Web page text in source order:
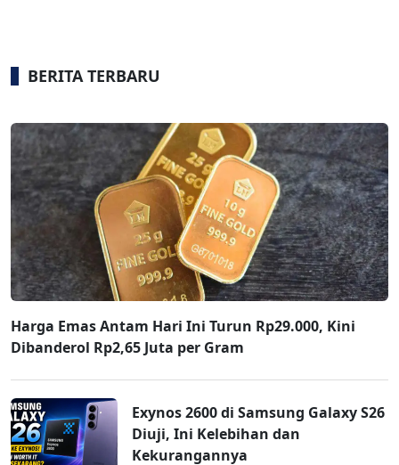
BERITA TERBARU
Harga Emas Antam Hari Ini Turun Rp29.000, Kini
Dibanderol Rp2,65 Juta per Gram
Exynos 2600 di Samsung Galaxy S26
Diuji, Ini Kelebihan dan
Kekurangannya